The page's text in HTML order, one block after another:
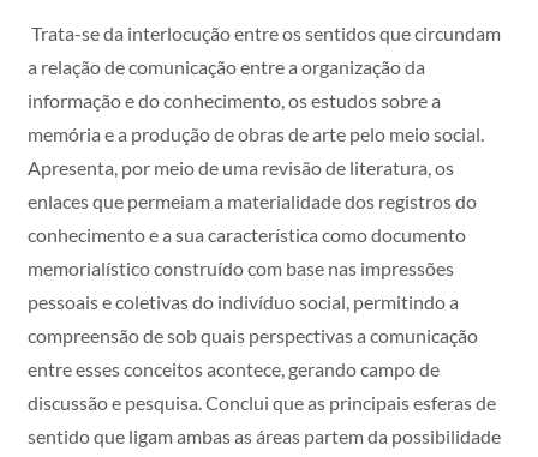
Trata-se da interlocução entre os sentidos que circundam
a relação de comunicação entre a organização da
informação e do conhecimento, os estudos sobre a
memória e a produção de obras de arte pelo meio social.
Apresenta, por meio de uma revisão de literatura, os
enlaces que permeiam a materialidade dos registros do
conhecimento e a sua característica como documento
memorialístico construído com base nas impressões
pessoais e coletivas do indivíduo social, permitindo a
compreensão de sob quais perspectivas a comunicação
entre esses conceitos acontece, gerando campo de
discussão e pesquisa. Conclui que as principais esferas de
sentido que ligam ambas as áreas partem da possibilidade